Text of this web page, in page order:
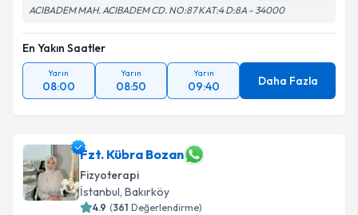
ACIBADEM MAH. ACIBADEM CD. NO:87 KAT:4 D:8A - 34000
En Yakın Saatler
Yarın
08:00
Yarın
08:50
Yarın
09:40 Daha Fazla
Fzt. Kübra Bozan
Fizyoterapi
İstanbul, Bakırköy
4.9 (361 Değerlendirme)